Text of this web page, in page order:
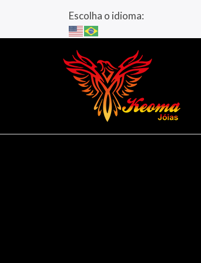
Escolha o idioma: